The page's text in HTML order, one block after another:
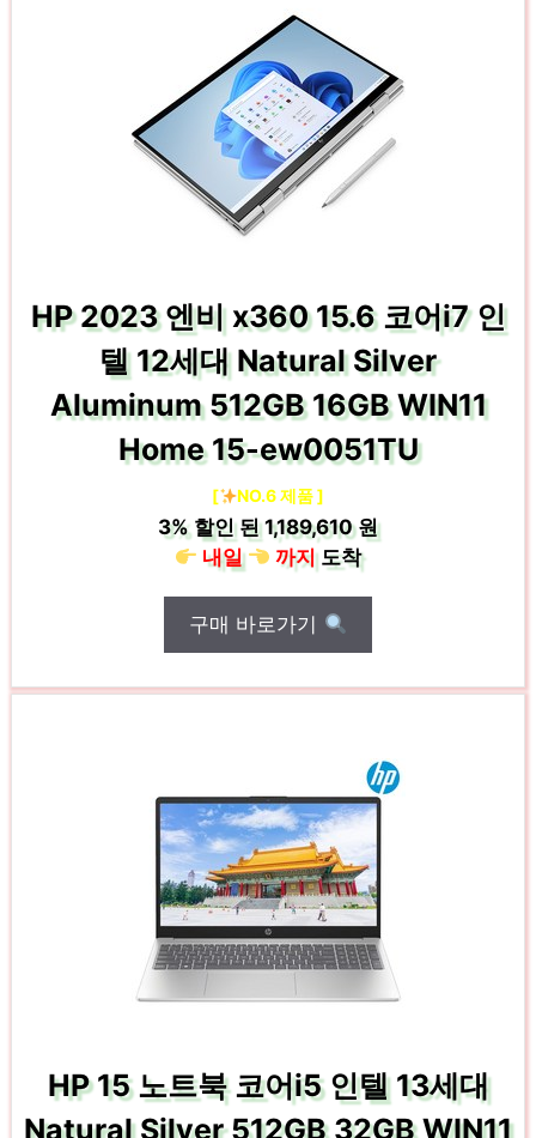
HP 2023 엔비 x360 15.6 코어i7 인
텔 12세대 Natural Silver
Aluminum 512GB 16GB WIN11
Home 15-ew0051TU
[ NO.6 제품 ]
3%할인 된1,189,610 원
내일
까지도착
구매 바로가기
HP 15 노트북 코어i5 인텔 13세대
Natural Silver 512GB 32GB WIN11